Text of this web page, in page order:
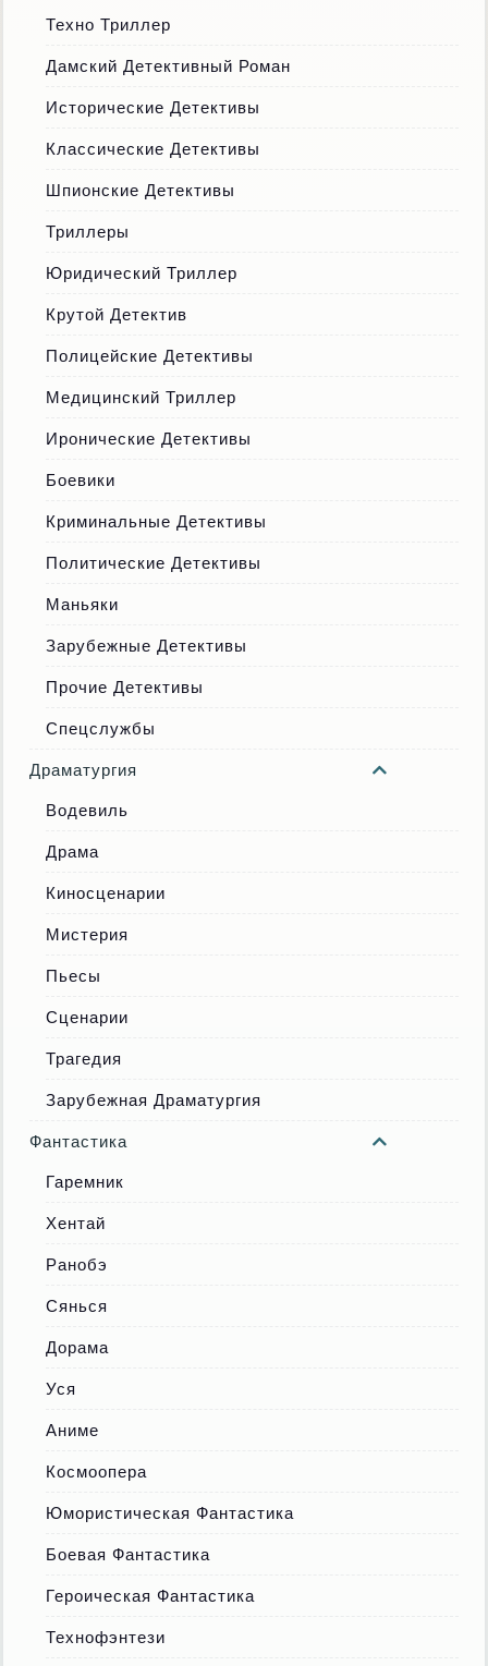
Техно Триллер
Дамский Детективный Роман
Исторические Детективы
Классические Детективы
Шпионские Детективы
Триллеры
Юридический Триллер
Крутой Детектив
Полицейские Детективы
Медицинский Триллер
Иронические Детективы
Боевики
Криминальные Детективы
Политические Детективы
Маньяки
Зарубежные Детективы
Прочие Детективы
Спецслужбы
Драматургия
Водевиль
Драма
Киносценарии
Мистерия
Пьесы
Сценарии
Трагедия
Зарубежная Драматургия
Фантастика
Гаремник
Хентай
Ранобэ
Сянься
Дорама
Уся
Аниме
Космоопера
Юмористическая Фантастика
Боевая Фантастика
Героическая Фантастика
Технофэнтези